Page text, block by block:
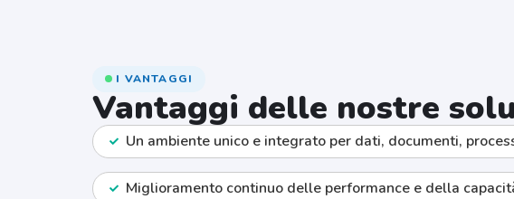
I VANTAGGI
Vantaggi delle nostre
Un ambiente unico e integrato per dati, documenti,
Miglioramento continuo delle performance e della